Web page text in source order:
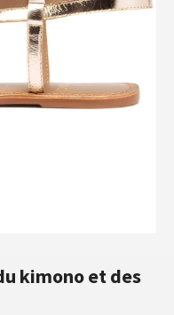
kimono et des